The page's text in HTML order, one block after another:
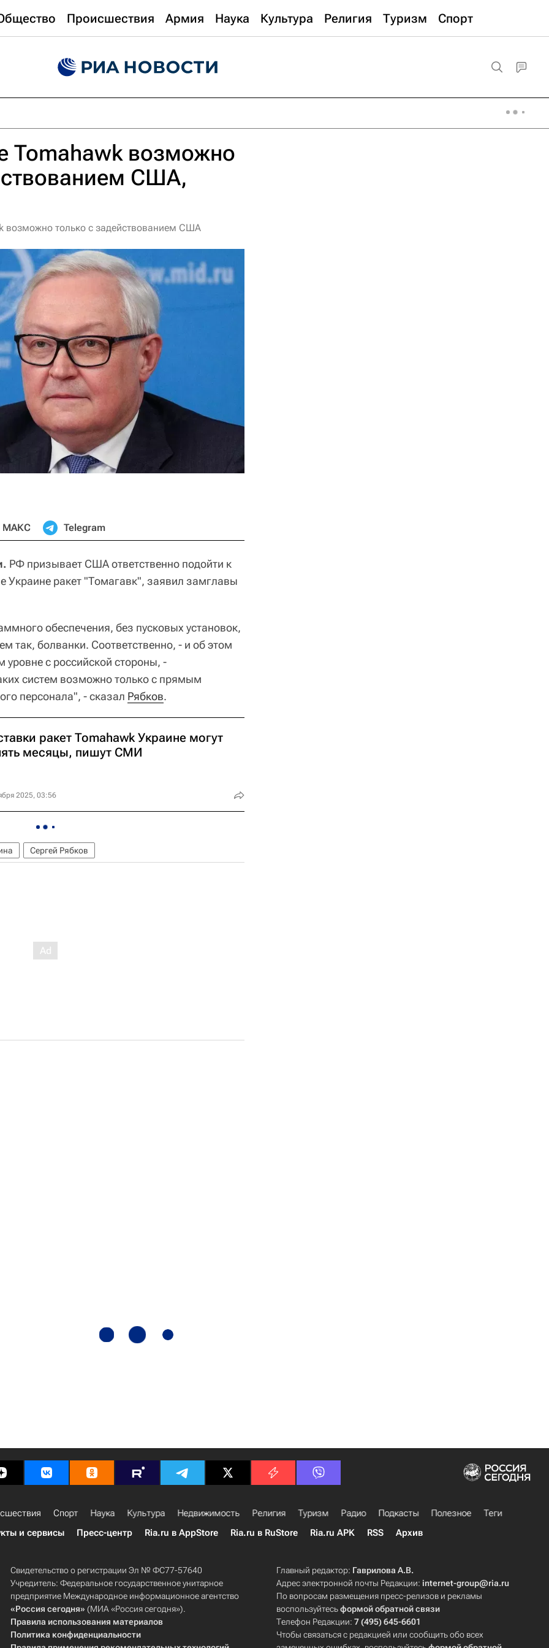
Происшествия Армия Наука Культура Религия Туризм Спорт
Tomahawk возможно
США,
возможно только с задействованием США
МАКС Telegram
РФ призывает США ответственно подойти к
Украине ракет "Томагавк", заявил замглавы
обеспечения, без пусковых установок,
так, болванки. Соответственно, - и об этом
с российской стороны, -
систем возможно только с прямым
персонала", - сказал Рябков.
ракет Tomahawk Украине могут
месяцы, пишут СМИ
2025, 03:56
Сергей Рябков
Спорт Наука Культура Недвижимость Религия Туризм Радио Подкасты Полезное
Теги
и сервисы Пресс-центр Ria.ru в AppStore Ria.ru в RuStore Ria.ru APK RSS Архив
Свидетельство о регистрации Эл № ФС77-57640
Учредитель: Федеральное государственное унитарное
предприятие Международное информационное агентство
«Россия сегодня» (МИА «Россия сегодня»).
Правила использования материалов
Политика конфиденциальности
Главный редактор: Гаврилова А.В.
Адрес электронной почты Редакции:internet-group@ria.ru
По вопросам размещения пресс-релизов и рекламы
воспользуйтесьформой обратной связи
Телефон Редакции:7 (495) 645-6601
Чтобы связаться с редакцией или сообщить обо всех